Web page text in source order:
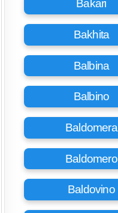
Bakari
Bakhita
Balbina
Balbino
Baldomera
Baldomero
Baldovino